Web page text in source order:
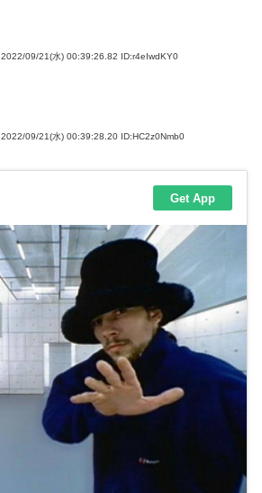
2022/09/21(水) 00:39:26.82 ID:r4eIwdKY0
2022/09/21(水) 00:39:28.20 ID:HC2z0Nmb0